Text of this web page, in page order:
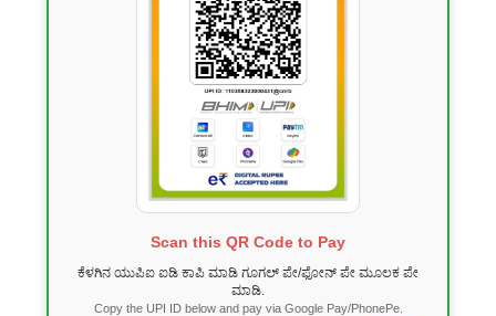
Scan this QR Code to Pay
ಕೆಳಗಿನ ಯುಪಿಐ ಐಡಿ ಕಾಪಿ ಮಾಡಿ ಗೂಗಲ್ ಪೇ/ಫೋನ್ ಪೇ ಮೂಲಕ ಪೇ
ಮಾಡಿ.
Copy the UPI ID below and pay via Google Pay/PhonePe.